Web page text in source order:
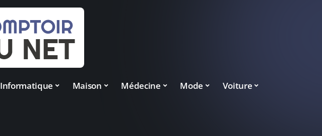
Informatique Maison Médecine Mode Voiture